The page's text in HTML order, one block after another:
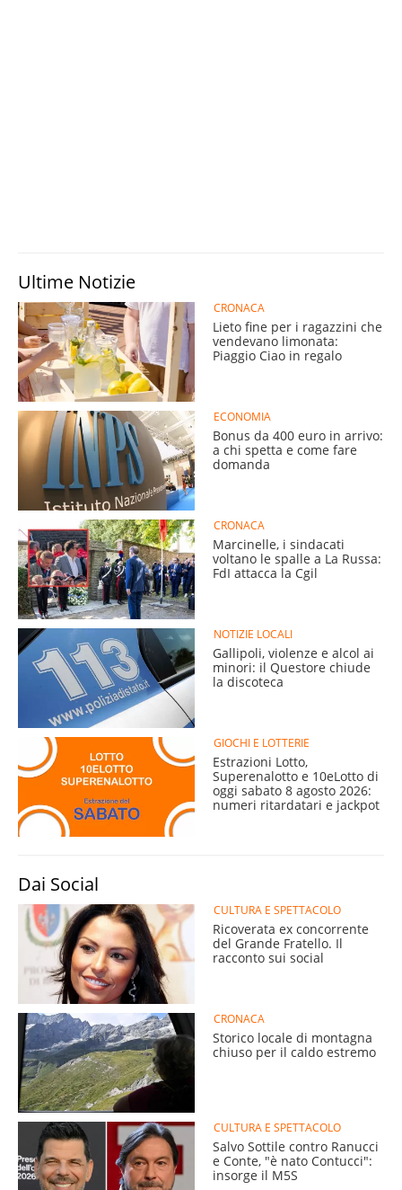
Ultime Notizie
CRONACA
Lieto fine per i ragazzini che
vendevano limonata:
Piaggio Ciao in regalo
ECONOMIA
Bonus da 400 euro in arrivo:
a chi spetta e come fare
domanda
CRONACA
Marcinelle, i sindacati
voltano le spalle a La Russa:
FdI attacca la Cgil
NOTIZIE LOCALI
Gallipoli, violenze e alcol ai
minori: il Questore chiude
la discoteca
GIOCHI E LOTTERIE
Estrazioni Lotto,
Superenalotto e 10eLotto di
oggi sabato 8 agosto 2026:
numeri ritardatari e jackpot
Dai Social
CULTURA E SPETTACOLO
Ricoverata ex concorrente
del Grande Fratello. Il
racconto sui social
CRONACA
Storico locale di montagna
chiuso per il caldo estremo
CULTURA E SPETTACOLO
Salvo Sottile contro Ranucci
e Conte, "è nato Contucci":
insorge il M5S